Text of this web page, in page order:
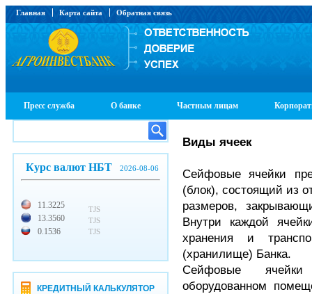
Главная Карта сайта Обратная связь
Пресс служба О банке Частным лицам
Курс валют НБТ 2026-08-06
11.3225
13.3560
0.1536
TJS
TJS
TJS
КРЕДИТНЫЙ КАЛЬКУЛЯТОР
Виды ячеек
Сейфовые ячейки
(блок), состоящий из
размеров,
Внутри каждой
хранения и
(хранилище) Банка.
Сейфовые
оборудованном